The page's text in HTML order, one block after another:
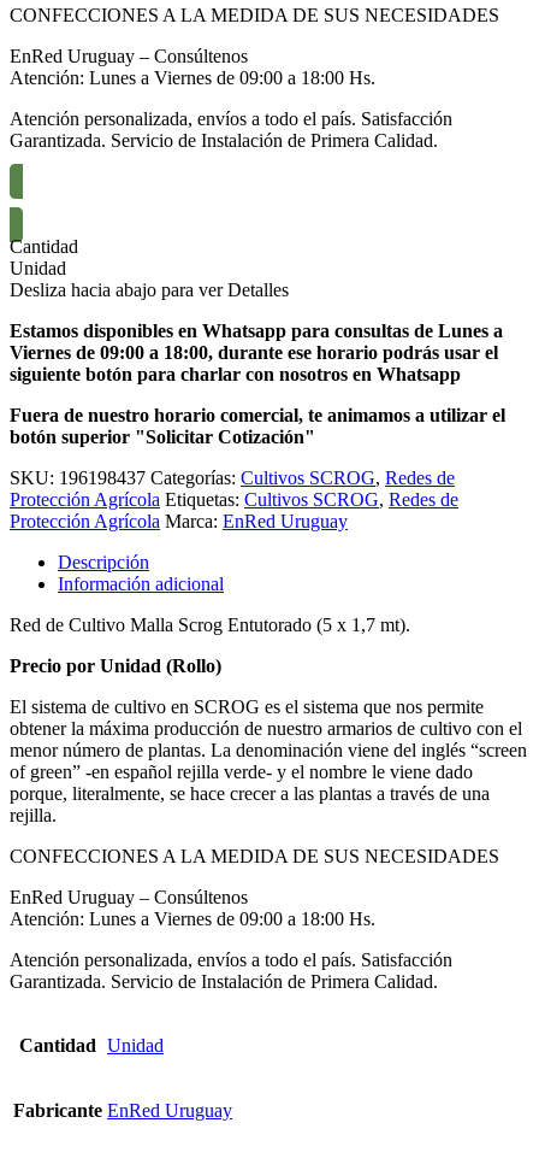
CONFECCIONES A LA MEDIDA DE SUS NECESIDADES
EnRed Uruguay – Consúltenos
Atención: Lunes a Viernes de 09:00 a 18:00 Hs.
Atención personalizada, envíos a todo el país. Satisfacción
Garantizada. Servicio de Instalación de Primera Calidad.
Cantidad
Unidad
Desliza hacia abajo para ver Detalles
Estamos disponibles en Whatsapp para consultas de Lunes a
Viernes de 09:00 a 18:00, durante ese horario podrás usar el
siguiente botón para charlar con nosotros en Whatsapp
Fuera de nuestro horario comercial, te animamos a utilizar el
botón superior "Solicitar Cotización"
SKU: 196198437 Categorías: Cultivos SCROG, Redes de
Protección Agrícola Etiquetas: Cultivos SCROG, Redes de
Protección Agrícola Marca: EnRed Uruguay
Descripción
Información adicional
Red de Cultivo Malla Scrog Entutorado (5 x 1,7 mt).
Precio por Unidad (Rollo)
El sistema de cultivo en SCROG es el sistema que nos permite
obtener la máxima producción de nuestro armarios de cultivo con el
menor número de plantas. La denominación viene del inglés “screen
of green” -en español rejilla verde- y el nombre le viene dado
porque, literalmente, se hace crecer a las plantas a través de una
rejilla.
CONFECCIONES A LA MEDIDA DE SUS NECESIDADES
EnRed Uruguay – Consúltenos
Atención: Lunes a Viernes de 09:00 a 18:00 Hs.
Atención personalizada, envíos a todo el país. Satisfacción
Garantizada. Servicio de Instalación de Primera Calidad.
Cantidad Unidad
Fabricante EnRed Uruguay